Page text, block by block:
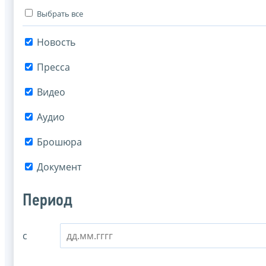
Выбрать все
Новость
Пресса
Видео
Аудио
Брошюра
Документ
Период
с